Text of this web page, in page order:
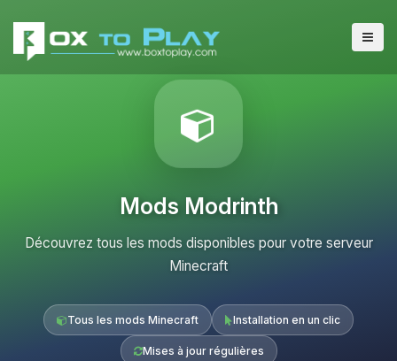
Mods Modrinth
Découvrez tous les mods disponibles pour votre serveur
Minecraft
Tous les mods Minecraft Installation en un clic
Mises à jour régulières